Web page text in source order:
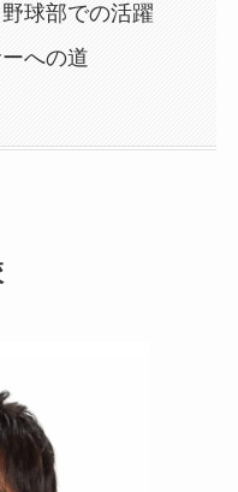
球部での活躍
への道